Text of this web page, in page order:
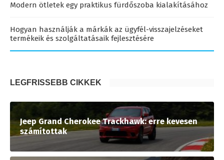
Modern ötletek egy praktikus fürdőszoba kialakításához
Hogyan használják a márkák az ügyfél-visszajelzéseket
termékeik és szolgáltatásaik fejlesztésére
LEGFRISSEBB CIKKEK
Jeep Grand Cherokee Trackhawk: erre kevesen
számítottak